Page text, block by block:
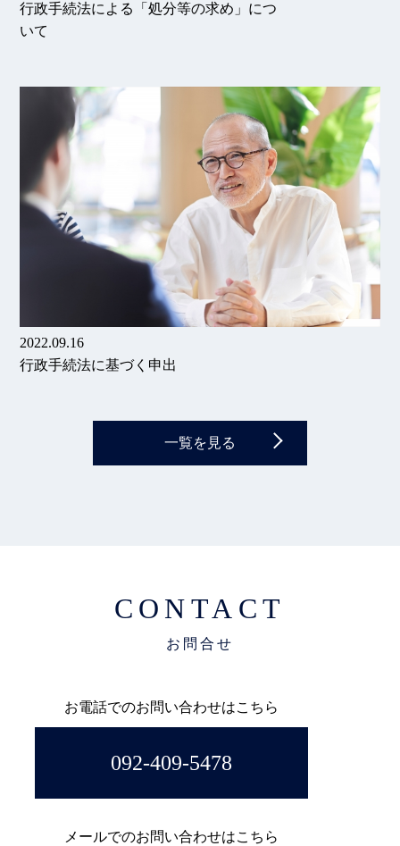
行政手続法による「処分等の求め」につ
いて
2022.09.16
行政手続法に基づく申出
一覧を見る
CONTACT
お電話でのお問い合わせはこちら
092-409-5478
メールでのお問い合わせはこちら